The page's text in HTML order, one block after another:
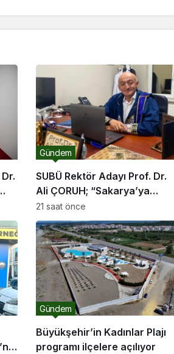
SUBÜ Rektör Adayı Prof. Dr.
Ali ÇORUH; “Sakarya’ya
değer katan bir üniversite
inşa etmek istiyorum”
Gündem
21 saat önce
Büyükşehir’in Kadınlar Plajı
programı ilçelere açılıyor
Gündem